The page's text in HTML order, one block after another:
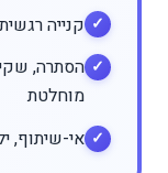
קנייה
הסתרה,
מוחלטת
אי-שיתוף,